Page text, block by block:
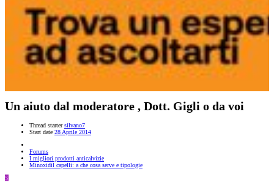
Un aiuto dal moderatore , Dott. Gigli o da voi
Thread starter silvano7
Start date 28 Aprile 2014
Forums
I migliori prodotti anticalvizie
Minoxidil capelli: a che cosa serve e tipologie
S